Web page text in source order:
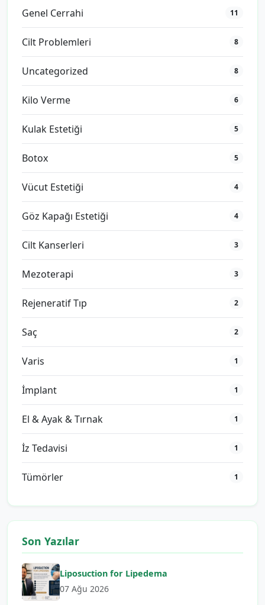
Genel Cerrahi 11
Cilt Problemleri 8
Uncategorized 8
Kilo Verme 6
Kulak Estetiği 5
Botox 5
Vücut Estetiği 4
Göz Kapağı Estetiği 4
Cilt Kanserleri 3
Mezoterapi 3
Rejeneratif Tıp 2
Saç 2
Varis 1
İmplant 1
El & Ayak & Tırnak 1
İz Tedavisi 1
Tümörler 1
Son Yazılar
Liposuction for Lipedema
07 Ağu 2026